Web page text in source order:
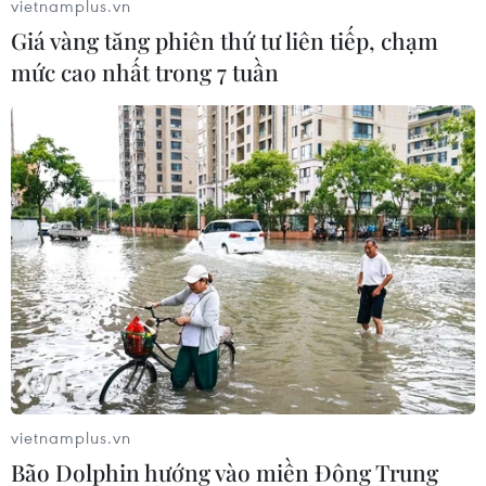
Khi đang sát phạt nhau thì các đối tượng bị lực
lượng công an phát hiện, bắt giữ.
Vụ việc đang được Công an huyện Châu Thành
tiếp tục điều tra, xử lý./.
(TTXVN/Vietnam+)
vietnamplus.vn
Giá vàng tăng phiên thứ tư liên tiếp, chạm
mức cao nhất trong 7 tuần
vietnamplus.vn
Bão Dolphin hướng vào miền Đông Trung